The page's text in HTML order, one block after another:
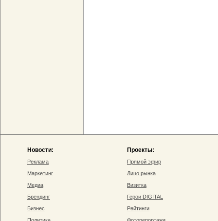
Новости:
Реклама
Маркетинг
Медиа
Брендинг
Бизнес
Проекты:
Прямой эфир
Лицо рынка
Визитка
Герои DIGITAL
Рейтинги